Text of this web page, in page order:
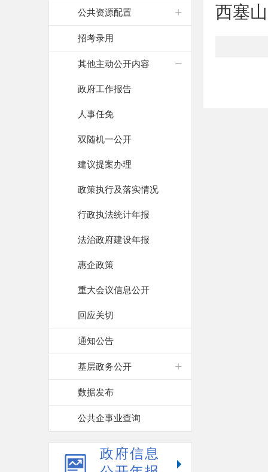
公共资源配置
招考录用
其他主动公开内容
政府工作报告
人事任免
双随机一公开
建议提案办理
政策执行及落实情况
行政执法统计年报
法治政府建设年报
惠企政策
重大会议信息公开
回应关切
通知公告
基层政务公开
数据发布
公共企事业查询
政府信息
西塞